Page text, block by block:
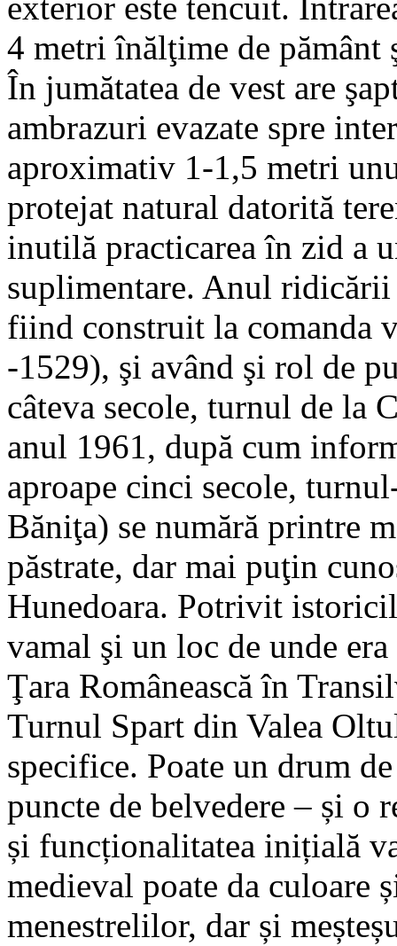
exterior este tencuit.
4 metri înălţime de pământ
În jumătatea de vest are
ambrazuri evazate spre
aproximativ 1-1,5 metri
protejat natural datorită
inutilă practicarea în zid a
suplimentare. Anul
fiind construit la comanda
-1529), şi având şi rol de
câteva secole, turnul de la
anul 1961, după cum
aproape cinci secole,
Băniţa) se numără printre
păstrate, dar mai puţin
Hunedoara. Potrivit
vamal şi un loc de unde era
Ţara Românească în
Turnul Spart din Valea
specifice. Poate un drum
puncte de belvedere – și o
și funcționalitatea inițială
medieval poate da culoare
menestrelilor, dar și